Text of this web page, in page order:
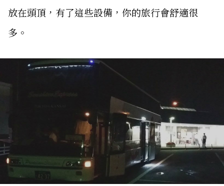
放在頭頂，有了這些設備，你的旅行會舒適很
多。